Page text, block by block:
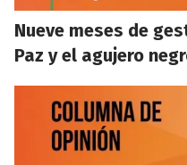
Nueve meses de
Paz y el agujero